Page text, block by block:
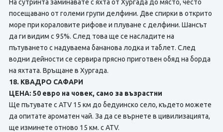
На сутринта заминавате с яхта от Хургада до място, често
посещавано от големи групи делфини. Две спирки в открито
море при кораловите рифове и плуване с делфини. Шансът
да ги видим с 95%. След това ще се насладите на
пътуването с надуваема бананова лодка и таблет. След
водни дейности се сервира прясно приготвен обяд на борда
на яхтата. Връщане в Хургада.
18. КВАДРО САФАРИ
ЦЕНА: 50 евро на човек, само за възрастни
Ще пътувате с ATV 15 км до бедуинско село, където можете
да опитате ароматен чай. За да се върнете в цивилизацията,
ще изминете отново 15 км. с ATV.